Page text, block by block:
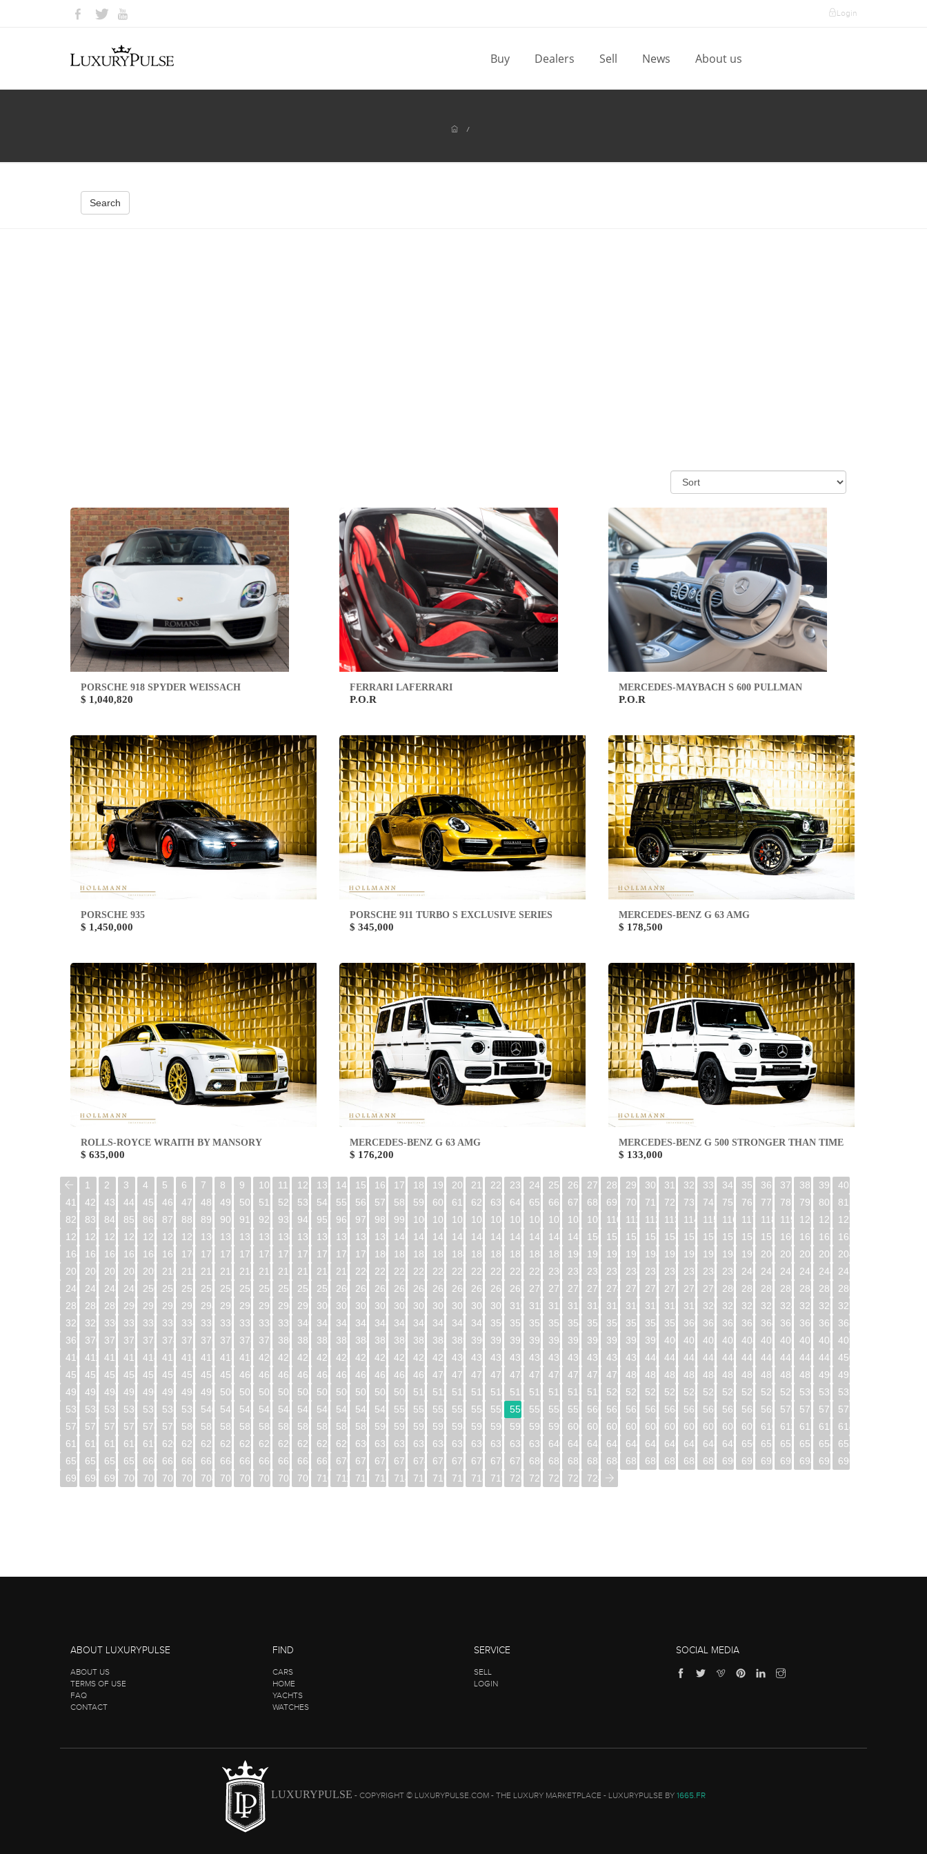
Login
Buy Dealers Sell News About us
/
Search
PORSCHE 918 SPYDER WEISSACH
$ 1,040,820
FERRARI LAFERRARI
P.O.R
MERCEDES-MAYBACH S 600 PULLMAN
P.O.R
PORSCHE 935
$ 1,450,000
PORSCHE 911 TURBO S EXCLUSIVE SERIES
$ 345,000
MERCEDES-BENZ G 63 AMG
$ 178,500
ROLLS-ROYCE WRAITH BY MANSORY
$ 635,000
MERCEDES-BENZ G 63 AMG
$ 176,200
MERCEDES-BENZ G 500 STRONGER THAN TIME
$ 133,000
1 2 3 4 5 6 7 8 9 10 11 12 13 14 15 16 17 18 19 20 21 22 23 24 25 26 27 28 29 30 31 32 33 34 35 36 37 38 39
40
41
42 43 44 45 46 47 48 49 50 51 52 53 54 55 56 57 58 59 60 61 62 63 64 65 66 67 68 69 70 71 72 73 74 75 76 77 78 79 80
81
82
83 84 85 86 87 88 89 90 91 92 93 94 95 96 97 98 99 100 101 102 103 104 105 106 107 108 109 110 111 112 113 114 115 116 117 118 119 120 121
122
123
124 125 126 127 128 129 130 131 132 133 134 135 136 137 138 139 140 141 142 143 144 145 146 147 148 149 150 151 152 153 154 155 156 157 158 159 160 161 162
163
164
165 166 167 168 169 170 171 172 173 174 175 176 177 178 179 180 181 182 183 184 185 186 187 188 189 190 191 192 193 194 195 196 197 198 199 200 201 202 203
204
205
206 207 208 209 210 211 212 213 214 215 216 217 218 219 220 221 222 223 224 225 226 227 228 229 230 231 232 233 234 235 236 237 238 239 240 241 242 243 244
245
246
247 248 249 250 251 252 253 254 255 256 257 258 259 260 261 262 263 264 265 266 267 268 269 270 271 272 273 274 275 276 277 278 279 280 281 282 283 284 285
286
287
288 289 290 291 292 293 294 295 296 297 298 299 300 301 302 303 304 305 306 307 308 309 310 311 312 313 314 315 316 317 318 319 320 321 322 323 324 325 326
327
328
329 330 331 332 333 334 335 336 337 338 339 340 341 342 343 344 345 346 347 348 349 350 351 352 353 354 355 356 357 358 359 360 361 362 363 364 365 366 367
368
369
370 371 372 373 374 375 376 377 378 379 380 381 382 383 384 385 386 387 388 389 390 391 392 393 394 395 396 397 398 399 400 401 402 403 404 405 406 407 408
409
410
411 412 413 414 415 416 417 418 419 420 421 422 423 424 425 426 427 428 429 430 431 432 433 434 435 436 437 438 439 440 441 442 443 444 445 446 447 448 449
450
451
452 453 454 455 456 457 458 459 460 461 462 463 464 465 466 467 468 469 470 471 472 473 474 475 476 477 478 479 480 481 482 483 484 485 486 487 488 489 490
491
492
493 494 495 496 497 498 499 500 501 502 503 504 505 506 507 508 509 510 511 512 513 514 515 516 517 518 519 520 521 522 523 524 525 526 527 528 529 530 531
532
533
534 535 536 537 538 539 540 541 542 543 544 545 546 547 548 549 550 551 552 553 554 555 556 557 558 559 560 561 562 563 564 565 566 567 568 569 570 571 572
573
574
575 576 577 578 579 580 581 582 583 584 585 586 587 588 589 590 591 592 593 594 595 596 597 598 599 600 601 602 603 604 605 606 607 608 609 610 611 612 613
614
615
616 617 618 619 620 621 622 623 624 625 626 627 628 629 630 631 632 633 634 635 636 637 638 639 640 641 642 643 644 645 646 647 648 649 650 651 652 653 654
655
656
657 658 659 660 661 662 663 664 665 666 667 668 669 670 671 672 673 674 675 676 677 678 679 680 681 682 683 684 685 686 687 688 689 690 691 692 693 694 695
696
697
698 699 700 701 702 703 704 705 706 707 708 709 710 711 712 713 714 715 716 717 718 719 720 721 722 723 724
ABOUT LUXURYPULSE
ABOUT US
TERMS OF USE
FAQ
CONTACT
FIND
CARS
HOME
YACHTS
WATCHES
SERVICE
SELL
LOGIN
SOCIAL MEDIA
LUXURYPULSE - COPYRIGHT © LUXURYPULSE.COM - THE LUXURY MARKETPLACE - LUXURYPULSE BY 1665.FR